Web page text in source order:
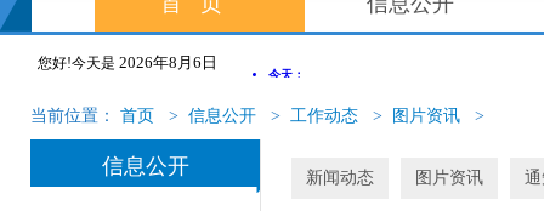
您好!今天是 2026年8月6日
当前位置： 首页 > 信息公开 > 工作动态 > 图片资讯 >
信息公开 新闻动态 图片资讯